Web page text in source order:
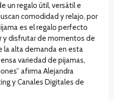
un regalo útil, versátil e
comodidad y relajo, por
es el regalo perfecto
y disfrutar de momentos de
la alta demanda en esta
variedad de pijamas,
afirma Alejandra
y Canales Digitales de